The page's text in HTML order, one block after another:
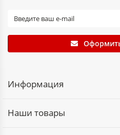
Информация
Наши товары